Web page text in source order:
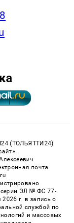
(ТОЛЬЯТТИ24)
почта
серии ЭЛ № ФС 77-
г. в запись о
службой по
и массовых